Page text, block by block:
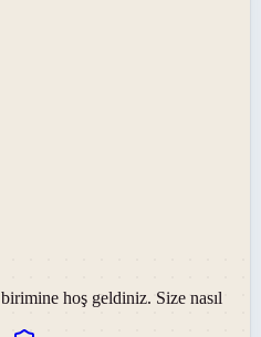
birimine hoş geldiniz. Size nasıl